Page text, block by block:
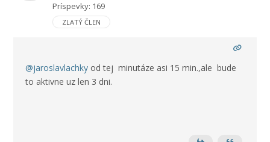
Príspevky: 169
ZLATÝ ČLEN
@jaroslavlachky od tej minutáze asi 15 min.,ale bude
to aktivne uz len 3 dni.